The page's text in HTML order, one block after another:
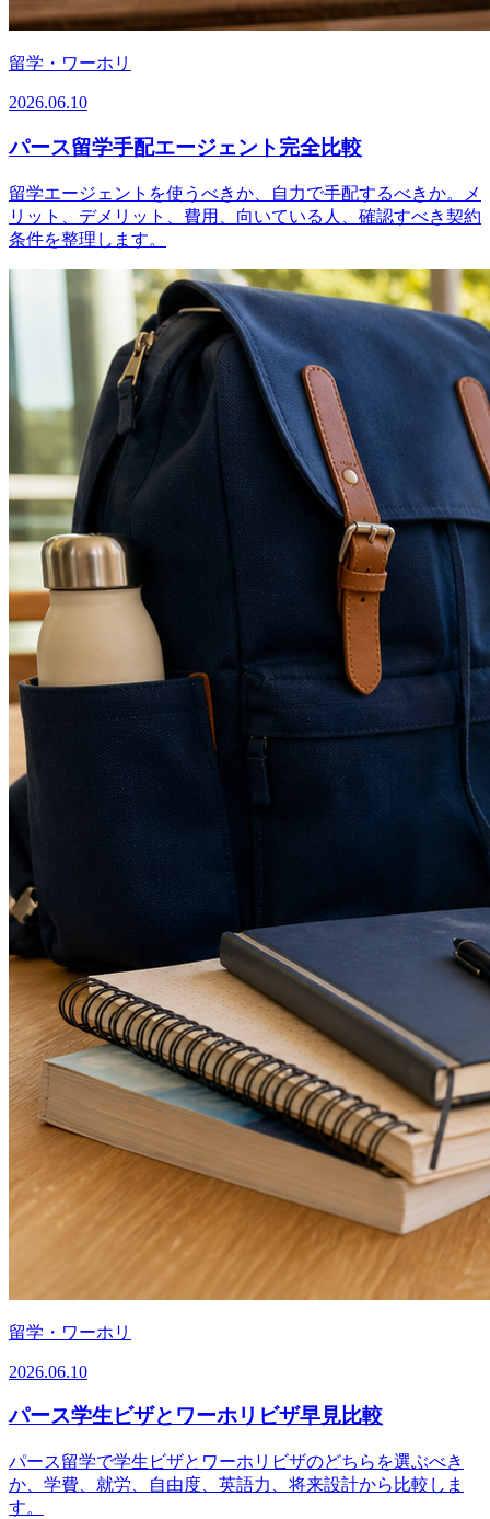
留学・ワーホリ
2026.06.10
パース留学手配エージェント完全比較
留学エージェントを使うべきか、自力で手配するべきか。メ
リット、デメリット、費用、向いている人、確認すべき契約
条件を整理します。
留学・ワーホリ
2026.06.10
パース学生ビザとワーホリビザ早見比較
パース留学で学生ビザとワーホリビザのどちらを選ぶべき
か、学費、就労、自由度、英語力、将来設計から比較しま
す。